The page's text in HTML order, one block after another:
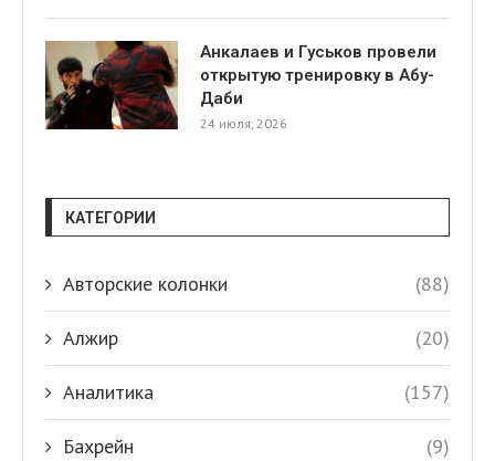
Анкалаев и Гуськов провели
открытую тренировку в Абу-
Даби
24 июля, 2026
КАТЕГОРИИ
Авторские колонки (88)
Алжир (20)
Аналитика (157)
Бахрейн (9)